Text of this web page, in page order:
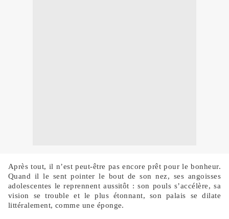
Après tout, il n’est peut-être pas encore prêt pour le bonheur.
Quand il le sent pointer le bout de son nez, ses angoisses
adolescentes le reprennent aussitôt : son pouls s’accélère, sa
vision se trouble et le plus étonnant, son palais se dilate
littéralement, comme une éponge.